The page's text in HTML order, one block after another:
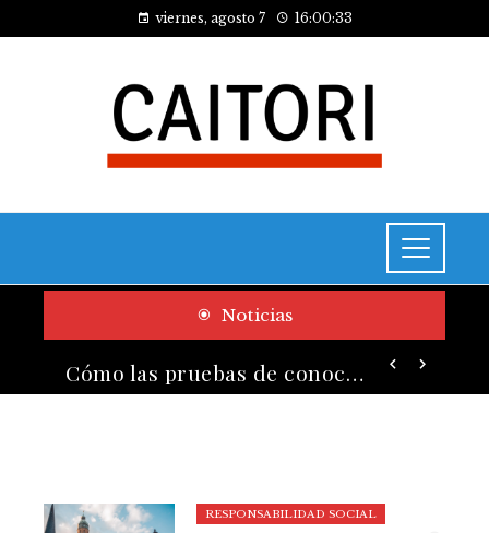
viernes, agosto 7 16:00:34
Noticias
Las 10 empresas que alcanzaron los valores bursátiles más altos en su auge histórico
RESPONSABILIDAD SOCIAL